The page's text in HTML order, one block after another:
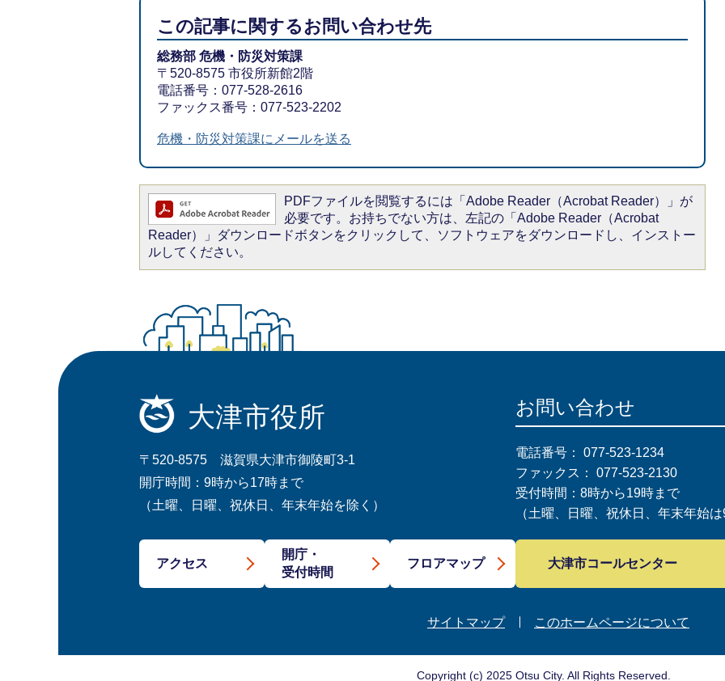
この記事に関するお問い合わせ先
総務部 危機・防災対策課
〒520-8575 市役所新館2階
電話番号：077-528-2616
ファックス番号：077-523-2202
危機・防災対策課にメールを送る
PDFファイルを閲覧するには「Adobe Reader（Acrobat Reader）」が
必要です。お持ちでない方は、左記の「Adobe Reader（Acrobat
Reader）」ダウンロードボタンをクリックして、ソフトウェアをダウンロードし、インストー
ルしてください。
大津市役所
〒520-8575 滋賀県大津市御陵町3-1
開庁時間：9時から17時まで
（土曜、日曜、祝休日、年末年始を除く）
アクセス
開庁・
受付時間
フロアマップ
お問い合わせ
電話番号： 077-523-1234
ファックス： 077-523-2130
受付時間：8時から19時まで
（土曜、日曜、祝休日、年末年始
大津市コールセンター
サイトマップ このホームページについて
Copyright (c) 2025 Otsu City. All Rights Reserved.